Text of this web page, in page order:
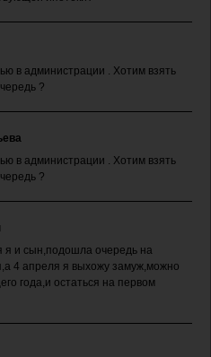
в администрации . Хотим взять
?
в администрации . Хотим взять
?
я и сын,подошла очередь на
4 апреля я выхожу замуж,можно
года,и остаться на первом